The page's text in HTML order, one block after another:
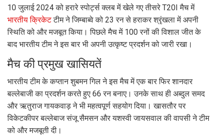
10 जुलाई 2024 को हरारे स्पोर्ट्स क्लब में खेले गए तीसरे T20I मैच में
भारतीय क्रिकेटटीम ने जिम्बाब्वे को 23 रन से हराकर श्रृंखला में अपनी
स्थिति को और मजबूत किया। पिछले मैच में 100 रनों की विशाल जीत के
बाद भारतीय टीम ने इस बार भी अपनी उत्कृष्ट प्रदर्शन को जारी रखा।
मैच की प्रमुख खासियतें
भारतीय टीम के कप्तान शुबमन गिल ने इस मैच में एक बार फिर शानदार
बल्लेबाजी का प्रदर्शन करते हुए 66 रन बनाए। उनके साथ ही अब्दुल समद
और ऋतुराज गायकवाड़ ने भी महत्वपूर्ण सहयोग दिया। खासतौर पर
विकेटकीपर बल्लेबाज संजू सैमसन और यशस्वी जायसवाल की वापसी ने टीम
को और मजबूती दी।